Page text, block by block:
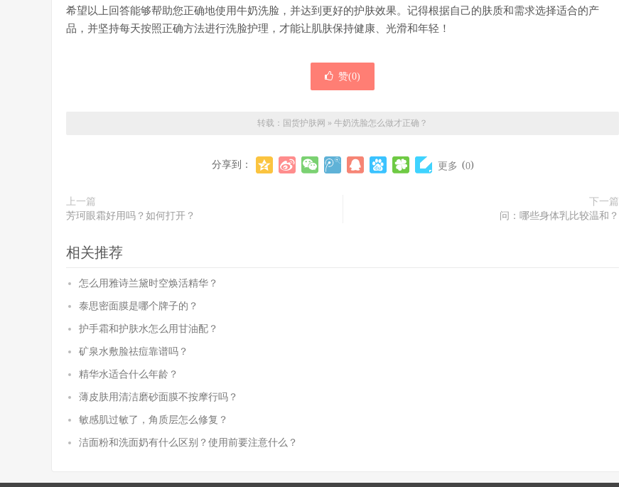
希望以上回答能够帮助您正确地使用牛奶洗脸，并达到更好的护肤效果。记得根据自己的肤质和需求选择适合的产
品，并坚持每天按照正确方法进行洗脸护理，才能让肌肤保持健康、光滑和年轻！
赞(0)
转载： 国货护肤网 » 牛奶洗脸怎么做才正确？
分享到： 更多 (0)
上一篇
芳珂眼霜好用吗？如何打开？
下一篇
问：哪些身体乳比较温和？
相关推荐
怎么用雅诗兰黛时空焕活精华？
泰思密面膜是哪个牌子的？
护手霜和护肤水怎么用甘油配？
矿泉水敷脸祛痘靠谱吗？
精华水适合什么年龄？
薄皮肤用清洁磨砂面膜不按摩行吗？
敏感肌过敏了，角质层怎么修复？
洁面粉和洗面奶有什么区别？使用前要注意什么？